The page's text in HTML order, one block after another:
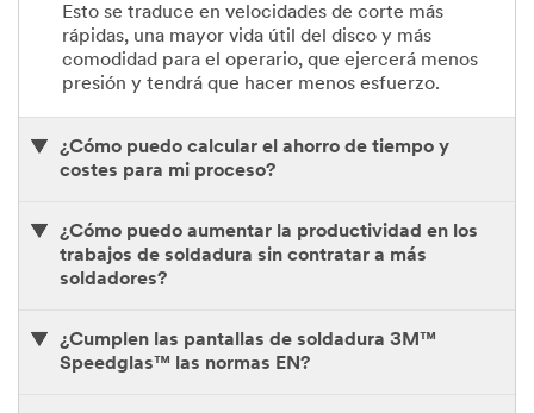
Esto se traduce en velocidades de corte más
rápidas, una mayor vida útil del disco y más
comodidad para el operario, que ejercerá menos
presión y tendrá que hacer menos esfuerzo.
¿Cómo puedo calcular el ahorro de tiempo y
costes para mi proceso?
¿Cómo puedo aumentar la productividad en los
trabajos de soldadura sin contratar a más
soldadores?
¿Cumplen las pantallas de soldadura 3M™
Speedglas™ las normas EN?